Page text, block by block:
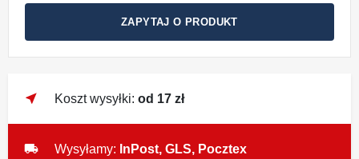
ZAPYTAJ O PRODUKT
near_me Koszt wysyłki: od 17 zł
local_shipping Wysyłamy: InPost, GLS, Pocztex